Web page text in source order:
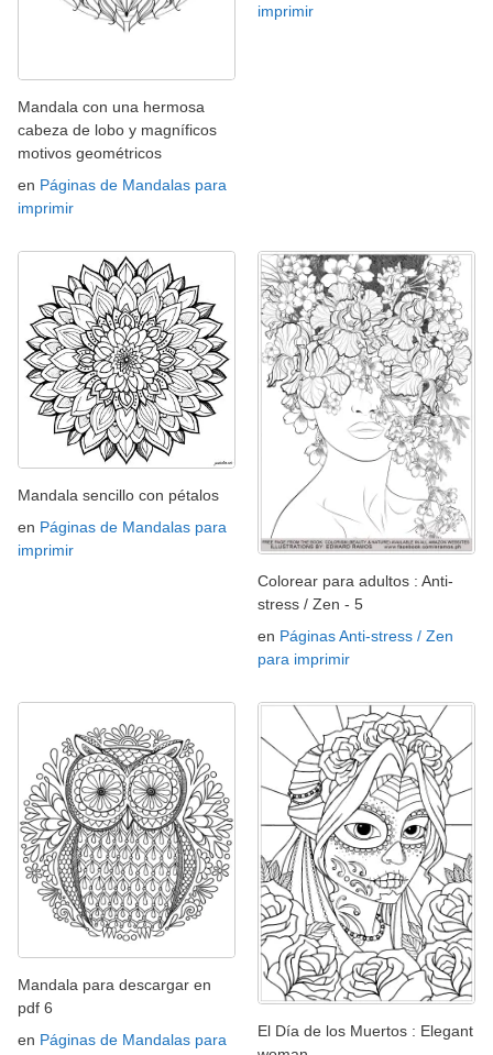
Mandala con una hermosa
cabeza de lobo y magníficos
motivos geométricos
en Páginas de Mandalas para
imprimir
imprimir
Mandala sencillo con pétalos
en Páginas de Mandalas para
imprimir
Colorear para adultos : Anti-
stress / Zen - 5
en Páginas Anti-stress / Zen
para imprimir
Mandala para descargar en
pdf 6
en Páginas de Mandalas para
El Día de los Muertos : Elegant